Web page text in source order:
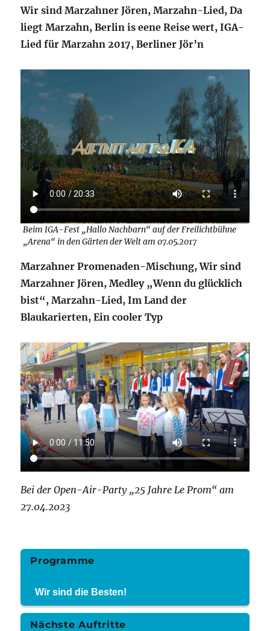
Wir sind Marzahner Jören, Marzahn-Lied, Da
liegt Marzahn, Berlin is eene Reise wert, IGA-
Lied für Marzahn 2017, Berliner Jör’n
Beim IGA-Fest „Hallo Nachbarn“ auf der Freilichtbühne
„Arena“ in den Gärten der Welt am 07.05.2017
Marzahner Promenaden-Mischung, Wir sind
Marzahner Jören, Medley „Wenn du glücklich
bist“, Marzahn-Lied, Im Land der
Blaukarierten, Ein cooler Typ
Bei der Open-Air-Party „25 Jahre Le Prom“ am
27.04.2023
Programme
Wir sind die Besten!
Nächste Auftritte